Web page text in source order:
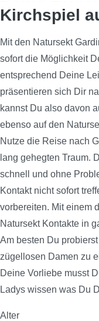
Kirchspiel
Mit den Natursekt
sofort die Möglichkeit
entsprechend Deine
präsentieren sich Dir
kannst Du also davon
ebenso auf den
Nutze die Reise nach
lang gehegten Traum.
schnell und ohne
Kontakt nicht sofort
vorbereiten. Mit einem
Natursekt Kontakte in
Am besten Du
zügellosen Damen zu
Deine Vorliebe musst
Ladys wissen was Du
Alter